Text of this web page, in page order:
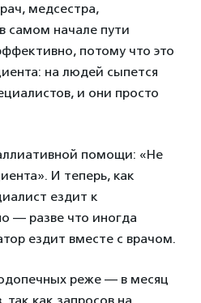
медсестра,
самом начале пути
потому что это
на людей сыпется
и они просто
помощи: «Не
И теперь, как
ездит к
— разве что иногда
ездит вместе с врачом.
реже — в месяц